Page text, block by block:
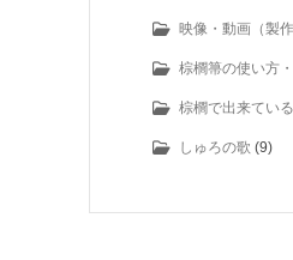
映像・動画（製作
棕櫚箒の使い方
棕櫚で出来てい
しゅろの歌 (9)